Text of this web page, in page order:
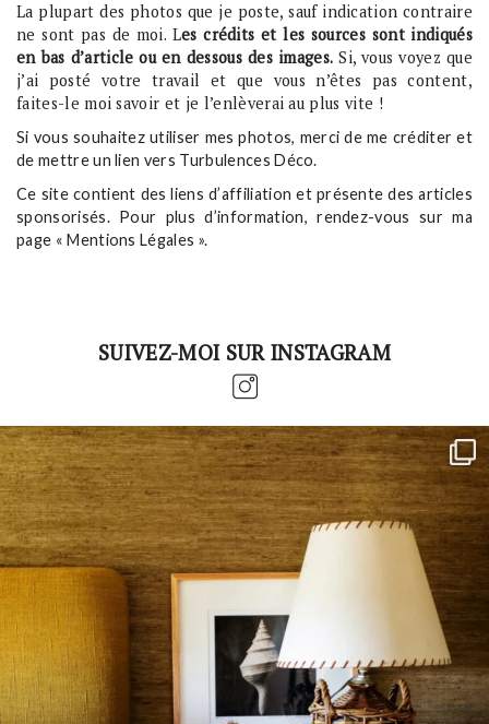
La plupart des photos que je poste, sauf indication contraire
ne sont pas de moi. Les crédits et les sources sont indiqués
en bas d’article ou en dessous des images. Si, vous voyez que
j’ai posté votre travail et que vous n’êtes pas content,
faites-le moi savoir et je l’enlèverai au plus vite !
Si vous souhaitez utiliser mes photos, merci de me créditer et
de mettre un lien vers Turbulences Déco.
Ce site contient des liens d’affiliation et présente des articles
sponsorisés. Pour plus d’information, rendez-vous sur ma
page « Mentions Légales ».
SUIVEZ-MOI SUR INSTAGRAM